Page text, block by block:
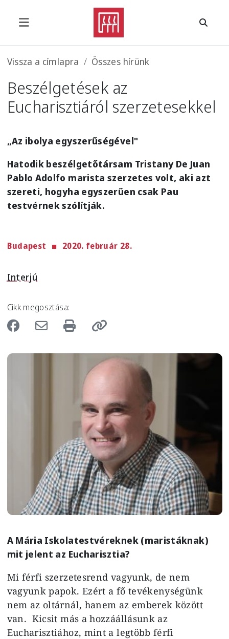
Morzsa
Vissza a címlapra Összes hírünk
Beszélgetések az
Eucharisztiáról szerzetesekkel
„Az ibolya egyszerűségével"
Hatodik beszélgetőtársam Tristany De Juan
Pablo Adolfo marista szerzetes volt, aki azt
szereti, hogyha egyszerűen csak Pau
testvérnek szólítják.
Budapest 2020. február 28.
Interjú
Cikk megosztása:
Image
A Mária Iskolatestvéreknek (maristáknak)
mit jelent az Eucharisztia?
Mi férfi szerzetesrend vagyunk, de nem
vagyunk papok. Ezért a fő tevékenységünk
nem az oltárnál, hanem az emberek között
van. Kicsit más a hozzáállásunk az
Eucharisztiához, mint a legtöbb férfi